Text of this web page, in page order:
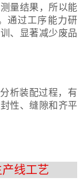
量结果，所以能
通过工序能力研
、显著减少废品
析装配过程，有
性、缝隙和齐平
线工艺